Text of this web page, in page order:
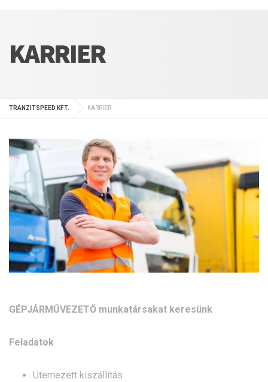
KARRIER
TRANZITSPEED KFT. KARRIER
GÉPJÁRMŰVEZETŐ munkatársakat keresünk
Feladatok
Ütemezett kiszállítás